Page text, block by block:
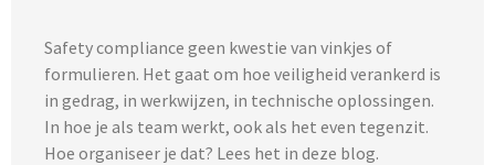
Safety compliance geen kwestie van vinkjes of
formulieren. Het gaat om hoe veiligheid verankerd is
in gedrag, in werkwijzen, in technische oplossingen.
In hoe je als team werkt, ook als het even tegenzit.
Hoe organiseer je dat? Lees het in deze blog.